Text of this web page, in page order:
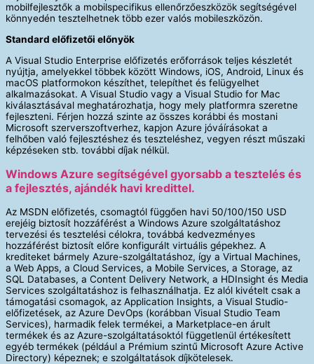
mobilfejlesztők a mobilspecifikus ellenőrzőeszközök segítségével
könnyedén tesztelhetnek több ezer valós mobileszközön.
Standard előfizetői előnyök
A Visual Studio Enterprise előfizetés erőforrások teljes készletét
nyújtja, amelyekkel többek között Windows, iOS, Android, Linux és
macOS platformokon készíthet, telepíthet és felügyelhet
alkalmazásokat. A Visual Studio vagy a Visual Studio for Mac
kiválasztásával meghatározhatja, hogy mely platformra szeretne
fejleszteni. Férjen hozzá szinte az összes korábbi és mostani
Microsoft szerverszoftverhez, kapjon Azure jóváírásokat a
felhőben való fejlesztéshez és teszteléshez, vegyen részt műszaki
képzéseken stb. további díjak nélkül.
Windows Azure segítségével gyorsabb a tesztelés és
a fejlesztés, ajándék havi kredittel.
Az MSDN előfizetés, csomagtól függően havi 50/100/150 USD
erejéig biztosít hozzáférést a Windows Azure szolgáltatáshoz
tervezési és tesztelési célokra, továbbá kedvezményes
hozzáférést biztosít előre konfigurált virtuális gépekhez. A
krediteket bármely Azure-szolgáltatáshoz, így a Virtual Machines,
a Web Apps, a Cloud Services, a Mobile Services, a Storage, az
SQL Databases, a Content Delivery Network, a HDInsight és Media
Services szolgáltatáshoz is felhasználhatja. Ez alól kivételt csak a
támogatási csomagok, az Application Insights, a Visual Studio-
előfizetések, az Azure DevOps (korábban Visual Studio Team
Services), harmadik felek termékei, a Marketplace-en árult
termékek és az Azure-szolgáltatásoktól függetlenül értékesített
egyéb termékek (például a Prémium szintű Microsoft Azure Active
Directory) képeznek; e szolgáltatások díjkötelesek.